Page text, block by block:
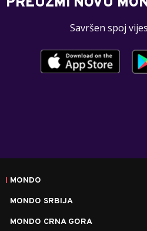
Savršen spoj
MONDO
MONDO SRBIJA
MONDO CRNA GORA